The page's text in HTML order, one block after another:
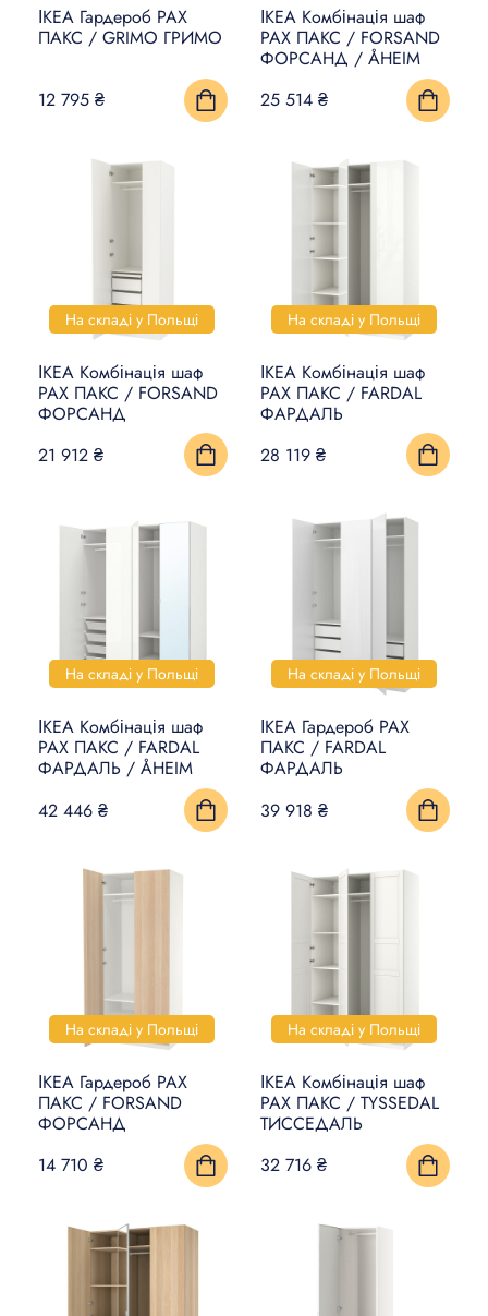
ІКЕА Гардероб PAX
ПАКС / GRIMO ГРИМО
12 795 ₴
ІКЕА Комбінація шаф
PAX ПАКС / FORSAND
ФОРСАНД / ÅHEIM
25 514 ₴
На складі у Польщі
ІКЕА Комбінація шаф
PAX ПАКС / FORSAND
ФОРСАНД
21 912 ₴
На складі у Польщі
ІКЕА Комбінація шаф
PAX ПАКС / FARDAL
ФАРДАЛЬ
28 119 ₴
На складі у Польщі
ІКЕА Комбінація шаф
PAX ПАКС / FARDAL
ФАРДАЛЬ / ÅHEIM
42 446 ₴
На складі у Польщі
ІКЕА Гардероб PAX
ПАКС / FARDAL
ФАРДАЛЬ
39 918 ₴
На складі у Польщі
ІКЕА Гардероб PAX
ПАКС / FORSAND
ФОРСАНД
14 710 ₴
На складі у Польщі
ІКЕА Комбінація шаф
PAX ПАКС / TYSSEDAL
ТИССЕДАЛЬ
32 716 ₴